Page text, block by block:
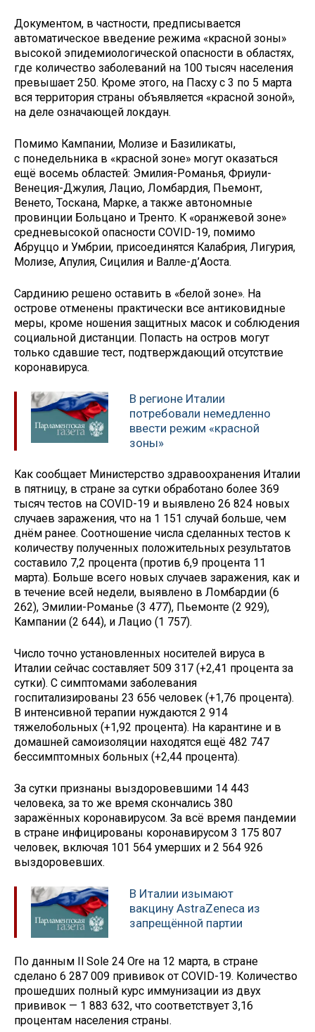
Документом, в частности, предписывается
автоматическое введение режима «красной зоны»
высокой эпидемиологической опасности в областях,
где количество заболеваний на 100 тысяч населения
превышает 250. Кроме этого, на Пасху с 3 по 5 марта
вся территория страны объявляется «красной зоной»,
на деле означающей локдаун.
Помимо Кампании, Молизе и Базиликаты,
с понедельника в «красной зоне» могут оказаться
ещё восемь областей: Эмилия-Романья, Фриули-
Венеция-Джулия, Лацио, Ломбардия, Пьемонт,
Венето, Тоскана, Марке, а также автономные
провинции Больцано и Тренто. К «оранжевой зоне»
средневысокой опасности COVID-19, помимо
Абруццо и Умбрии, присоединятся Калабрия, Лигурия,
Молизе, Апулия, Сицилия и Валле-д’Аоста.
Сардинию решено оставить в «белой зоне». На
острове отменены практически все антиковидные
меры, кроме ношения защитных масок и соблюдения
социальной дистанции. Попасть на остров могут
только сдавшие тест, подтверждающий отсутствие
коронавируса.
В регионе Италии
потребовали немедленно
ввести режим «красной
зоны»
Как сообщает Министерство здравоохранения Италии
в пятницу, в стране за сутки обработано более 369
тысяч тестов на COVID-19 и выявлено 26 824 новых
случаев заражения, что на 1 151 случай больше, чем
днём ранее. Соотношение числа сделанных тестов к
количеству полученных положительных результатов
составило 7,2 процента (против 6,9 процента 11
марта). Больше всего новых случаев заражения, как и
в течение всей недели, выявлено в Ломбардии (6
262), Эмилии-Романье (3 477), Пьемонте (2 929),
Кампании (2 644), и Лацио (1 757).
Число точно установленных носителей вируса в
Италии сейчас составляет 509 317 (+2,41 процента за
сутки). С симптомами заболевания
госпитализированы 23 656 человек (+1,76 процента).
В интенсивной терапии нуждаются 2 914
тяжелобольных (+1,92 процента). На карантине и в
домашней самоизоляции находятся ещё 482 747
бессимптомных больных (+2,44 процента).
За сутки признаны выздоровевшими 14 443
человека, за то же время скончались 380
заражённых коронавирусом. За всё время пандемии
в стране инфицированы коронавирусом 3 175 807
человек, включая 101 564 умерших и 2 564 926
выздоровевших.
В Италии изымают
вакцину AstraZeneca из
запрещённой партии
По данным Il Sole 24 Ore на 12 марта, в стране
сделано 6 287 009 прививок от COVID-19. Количество
прошедших полный курс иммунизации из двух
прививок — 1 883 632, что соответствует 3,16
процентам населения страны.